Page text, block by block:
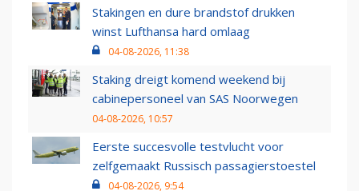
Stakingen en dure brandstof drukken
winst Lufthansa hard omlaag
04-08-2026, 11:38
Staking dreigt komend weekend bij
cabinepersoneel van SAS Noorwegen
04-08-2026, 10:57
Eerste succesvolle testvlucht voor
zelfgemaakt Russisch passagierstoestel
04-08-2026, 9:54